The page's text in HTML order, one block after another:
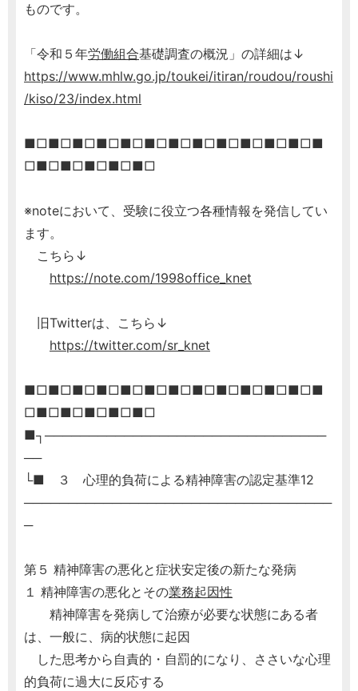
ものです。
「令和５年労働組合基礎調査の概況」の詳細は↓
https://www.mhlw.go.jp/toukei/itiran/roudou/roushi
/kiso/23/index.html
■□■□■□■□■□■□■□■□■□■□■□■□■
□■□■□■□■□■□
※noteにおいて、受験に役立つ各種情報を発信してい
ます。
こちら↓
https://note.com/1998office_knet
旧Twitterは、こちら↓
https://twitter.com/sr_knet
■□■□■□■□■□■□■□■□■□■□■□■□■
□■□■□■□■□■□
■┐────────────────────────────────
──
└■ ３ 心理的負荷による精神障害の認定基準12
───────────────────────────────────
─
第５ 精神障害の悪化と症状安定後の新たな発病
１ 精神障害の悪化とその業務起因性
精神障害を発病して治療が必要な状態にある者
は、一般に、病的状態に起因
した思考から自責的・自罰的になり、ささいな心理
的負荷に過大に反応する